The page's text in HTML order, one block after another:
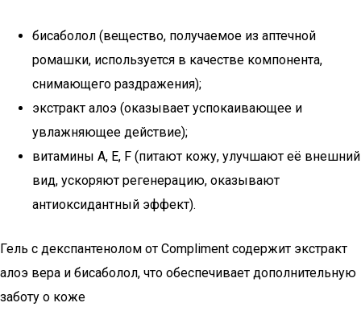
бисаболол (вещество, получаемое из аптечной
ромашки, используется в качестве компонента,
снимающего раздражения);
экстракт алоэ (оказывает успокаивающее и
увлажняющее действие);
витамины A, E, F (питают кожу, улучшают её внешний
вид, ускоряют регенерацию, оказывают
антиоксидантный эффект).
Гель с декспантенолом от Compliment содержит экстракт
алоэ вера и бисаболол, что обеспечивает дополнительную
заботу о коже